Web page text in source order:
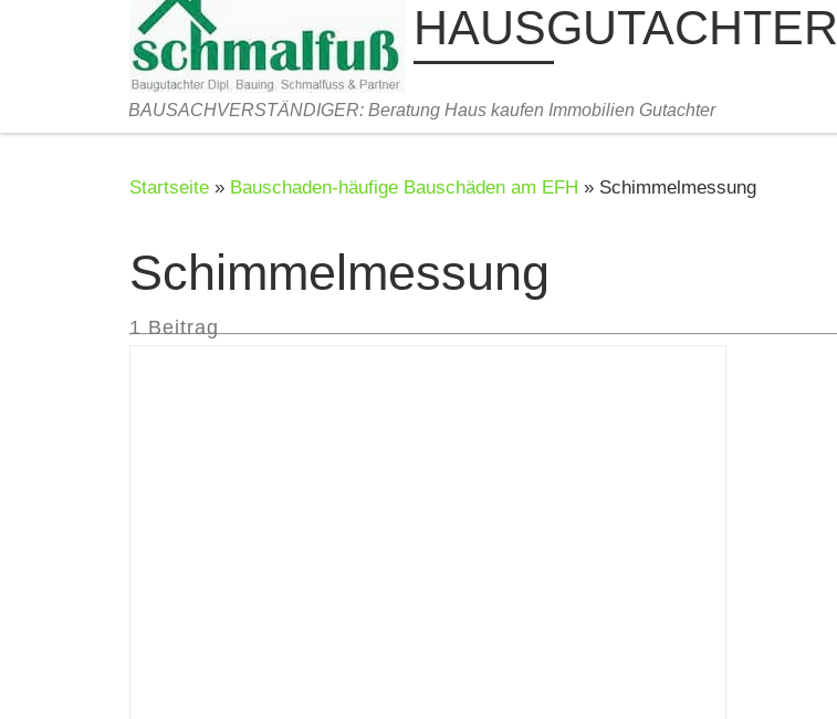
HAUSGUTACHTER
BAUSACHVERSTÄNDIGER: Beratung Haus kaufen Immobilien Gutachter
Startseite » Bauschaden-häufige Bauschäden am EFH » Schimmelmessung
Schimmelmessung
1 Beitrag